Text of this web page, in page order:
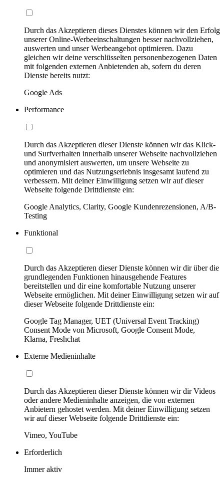
Durch das Akzeptieren dieses Dienstes können wir den Erfolg
unserer Online-Werbeeinschaltungen besser nachvollziehen,
auswerten und unser Werbeangebot optimieren. Dazu
gleichen wir deine verschlüsselten personenbezogenen Daten
mit folgenden externen Anbietenden ab, sofern du deren
Dienste bereits nutzt:
Google Ads
Performance
Durch das Akzeptieren dieser Dienste können wir das Klick-
und Surfverhalten innerhalb unserer Webseite nachvollziehen
und anonymisiert auswerten, um unsere Webseite zu
optimieren und das Nutzungserlebnis insgesamt laufend zu
verbessern. Mit deiner Einwilligung setzen wir auf dieser
Webseite folgende Drittdienste ein:
Google Analytics, Clarity, Google Kundenrezensionen, A/B-
Testing
Funktional
Durch das Akzeptieren dieser Dienste können wir dir über die
grundlegenden Funktionen hinausgehende Features
bereitstellen und dir eine komfortable Nutzung unserer
Webseite ermöglichen. Mit deiner Einwilligung setzen wir auf
dieser Webseite folgende Drittdienste ein:
Google Tag Manager, UET (Universal Event Tracking)
Consent Mode von Microsoft, Google Consent Mode,
Klarna, Freshchat
Externe Medieninhalte
Durch das Akzeptieren dieser Dienste können wir dir Videos
oder andere Medieninhalte anzeigen, die von externen
Anbietern gehostet werden. Mit deiner Einwilligung setzen
wir auf dieser Webseite folgende Drittdienste ein:
Vimeo, YouTube
Erforderlich
Immer aktiv